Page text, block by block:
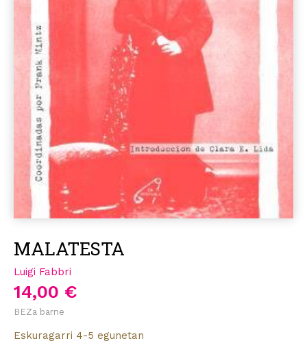
MALATESTA
Luigi Fabbri
14,00 €
BEZa barne
Eskuragarri 4-5 egunetan